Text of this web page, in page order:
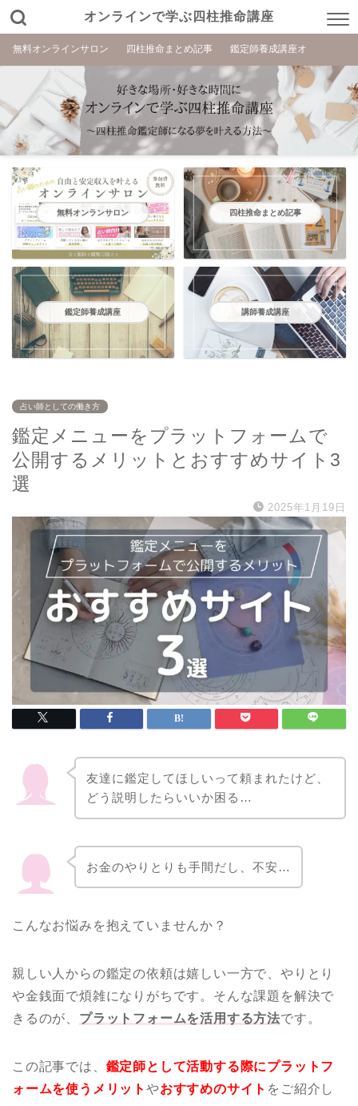
オンラインで学ぶ四柱推命講座
無料オンラインサロン 四柱推命まとめ記事 鑑定師養成講座オ
無料オンランサロン 四柱推命まとめ記事
鑑定師養成講座 講師養成講座
占い師としての働き方
鑑定メニューをプラットフォームで
公開するメリットとおすすめサイト3
選
2025年1月19日
友達に鑑定してほしいって頼まれたけど、
どう説明したらいいか困る…
お金のやりとりも手間だし、不安…
こんなお悩みを抱えていませんか？
親しい人からの鑑定の依頼は嬉しい一方で、やりとり
や金銭面で煩雑になりがちです。そんな課題を解決で
きるのが、 プラットフォームを活用する方法です。
この記事では、 鑑定師として活動する際にプラットフ
ォームを使うメリット やおすすめのサイト をご紹介し